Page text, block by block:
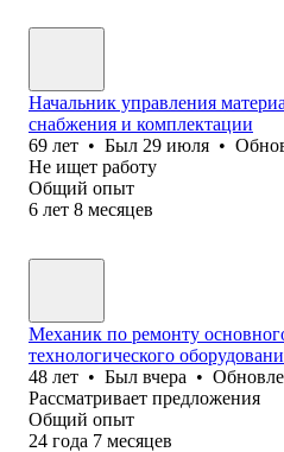
Начальник управления
снабжения и комплектации
69 лет • Был 29 июля •
Не ищет работу
Общий опыт
6 лет 8 месяцев
Механик по ремонту
технологического
48 лет • Был вчера •
Рассматривает предложения
Общий опыт
24 года 7 месяцев